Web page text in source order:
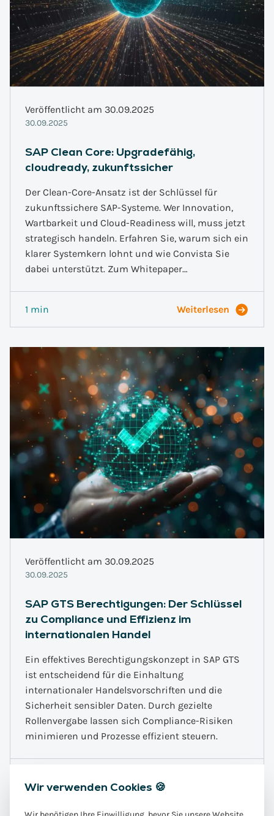
Veröffentlicht am 30.09.2025
30.09.2025
SAP Clean Core: Upgradefähig,
cloudready, zukunftssicher
Der Clean-Core-Ansatz ist der Schlüssel für
zukunftssichere SAP-Systeme. Wer Innovation,
Wartbarkeit und Cloud-Readiness will, muss jetzt
strategisch handeln. Erfahren Sie, warum sich ein
klarer Systemkern lohnt und wie Convista Sie
dabei unterstützt. Zum Whitepaper…
1 min Weiterlesen
Veröffentlicht am 30.09.2025
30.09.2025
SAP GTS Berechtigungen: Der Schlüssel
zu Compliance und Effizienz im
internationalen Handel
Ein effektives Berechtigungskonzept in SAP GTS
ist entscheidend für die Einhaltung
internationaler Handelsvorschriften und die
Sicherheit sensibler Daten. Durch gezielte
Rollenvergabe lassen sich Compliance-Risiken
minimieren und Prozesse effizient steuern.
Wir verwenden Cookies 🍪